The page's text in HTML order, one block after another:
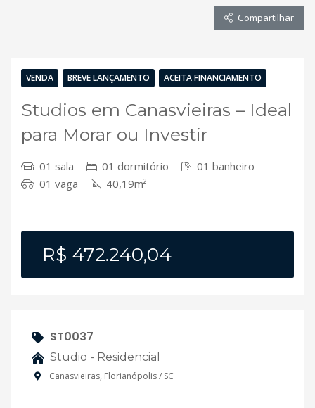
Compartilhar
VENDA BREVE LANÇAMENTO ACEITA FINANCIAMENTO
Studios em Canasvieiras – Ideal
para Morar ou Investir
01 sala 01 dormitório
01 banheiro
01 vaga
40,19m²
R$ 472.240,04
ST0037
Studio - Residencial
Canasvieiras, Florianópolis / SC